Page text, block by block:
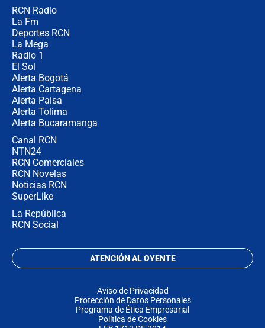
RCN Radio
La Fm
Deportes RCN
La Mega
Radio 1
El Sol
Alerta Bogotá
Alerta Cartagena
Alerta Paisa
Alerta Tolima
Alerta Bucaramanga
Canal RCN
NTN24
RCN Comerciales
RCN Novelas
Noticias RCN
SuperLike
La República
RCN Social
ATENCIÓN AL OYENTE
Aviso de Privacidad
Protección de Datos Personales
Programa de Ética Empresarial
Política de Cookies